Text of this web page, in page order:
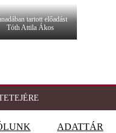
tartott előadást
Tóth Attila Ákos
ADATTÁR